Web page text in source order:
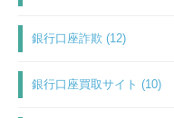
銀行口座詐欺 (12)
銀行口座買取サイト (10)